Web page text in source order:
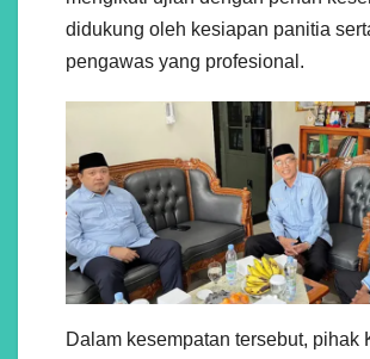
didukung oleh kesiapan panitia
pengawas yang profesional.
Dalam kesempatan tersebut, pihak